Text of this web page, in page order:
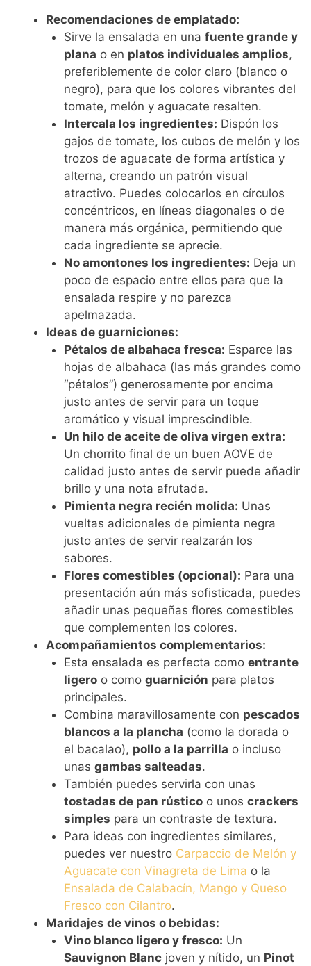
Recomendaciones de emplatado:
Sirve la ensalada en una fuente grande y
plana o en platos individuales amplios,
preferiblemente de color claro (blanco o
negro), para que los colores vibrantes del
tomate, melón y aguacate resalten.
Intercala los ingredientes: Dispón los
gajos de tomate, los cubos de melón y los
trozos de aguacate de forma artística y
alterna, creando un patrón visual
atractivo. Puedes colocarlos en círculos
concéntricos, en líneas diagonales o de
manera más orgánica, permitiendo que
cada ingrediente se aprecie.
No amontones los ingredientes: Deja un
poco de espacio entre ellos para que la
ensalada respire y no parezca
apelmazada.
Ideas de guarniciones:
Pétalos de albahaca fresca: Esparce las
hojas de albahaca (las más grandes como
“pétalos”) generosamente por encima
justo antes de servir para un toque
aromático y visual imprescindible.
Un hilo de aceite de oliva virgen extra:
Un chorrito final de un buen AOVE de
calidad justo antes de servir puede añadir
brillo y una nota afrutada.
Pimienta negra recién molida: Unas
vueltas adicionales de pimienta negra
justo antes de servir realzarán los
sabores.
Flores comestibles (opcional): Para una
presentación aún más sofisticada, puedes
añadir unas pequeñas flores comestibles
que complementen los colores.
Acompañamientos complementarios:
Esta ensalada es perfecta como entrante
ligeroo como guarnición para platos
principales.
Combina maravillosamente con pescados
blancos a la plancha (como la dorada o
el bacalao), pollo a la parrilla o incluso
unas gambas salteadas.
También puedes servirla con unas
tostadas de pan rústicoo unos crackers
simples para un contraste de textura.
Para ideas con ingredientes similares,
puedes ver nuestro Carpaccio de Melón y
Aguacate con Vinagreta de Lima o la
Ensalada de Calabacín, Mango y Queso
Fresco con Cilantro.
Maridajes de vinos o bebidas:
Vino blanco ligero y fresco: Un
Sauvignon Blancjoven y nítido, un Pinot